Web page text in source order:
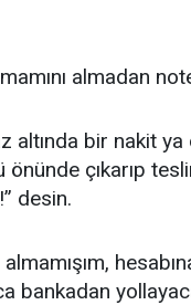
almadan
altında bir nakit
çıkarıp
desin.
bankadan